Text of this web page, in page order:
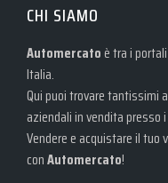
CHI SIAMO
Automercato è tra i
Italia.
Qui puoi trovare tantissimi
aziendali in vendita
Vendere e acquistare il
conAutomercato!